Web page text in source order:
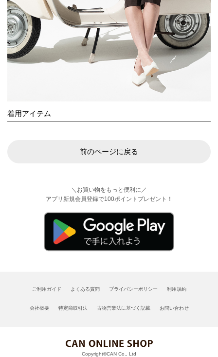
着用アイテム
前のページに戻る
＼お買い物をもっと便利に／
アプリ新規会員登録で100ポイントプレゼント！
ご利用ガイド よくある質問 プライバシーポリシー 利用規約
会社概要 特定商取引法 古物営業法に基づく記載 お問い合わせ
Copyright©CAN Co., Ltd